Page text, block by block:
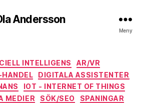
Andersson
Meny
Kategorier
INTELLIGENS
AR/VR
DIGITALA ASSISTENTER
IOT - INTERNET OF THINGS
MEDIER SÖK/SEO
SPANINGAR